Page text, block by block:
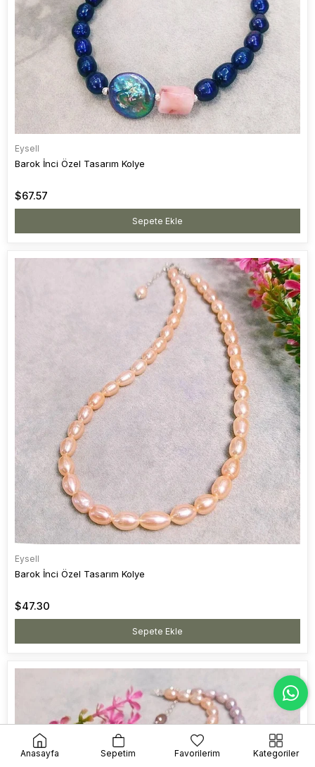
Eysell
Barok İnci Özel Tasarım Kolye
$67.57
Sepete Ekle
Eysell
Barok İnci Özel Tasarım Kolye
$47.30
Sepete Ekle
Anasayfa Sepetim Favorilerim Kategoriler